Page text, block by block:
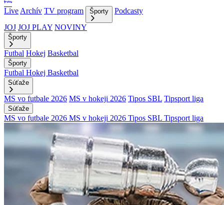
Live Archív TV program Športy
Podcasty
JOJ JOJ PLAY NOVINY
Športy
Futbal Hokej Basketbal
Športy
Futbal Hokej Basketbal
Súťaže
MS vo futbale 2026 MS v hokeji 2026 Tipos SBL Tipsport liga
Súťaže
MS vo futbale 2026 MS v hokeji 2026 Tipos SBL Tipsport liga